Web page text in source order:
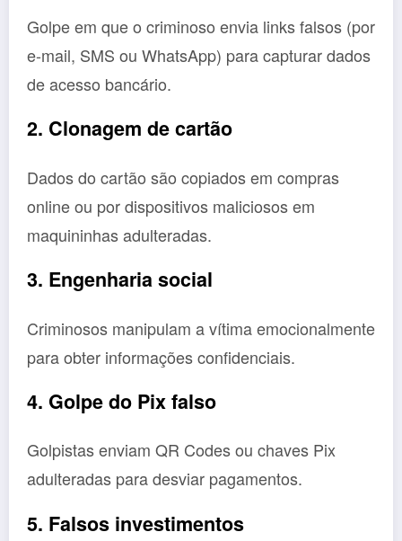
Golpe em que o criminoso envia links falsos (por
e-mail, SMS ou WhatsApp) para capturar dados
de acesso bancário.
2. Clonagem de cartão
Dados do cartão são copiados em compras
online ou por dispositivos maliciosos em
maquininhas adulteradas.
3. Engenharia social
Criminosos manipulam a vítima emocionalmente
para obter informações confidenciais.
4. Golpe do Pix falso
Golpistas enviam QR Codes ou chaves Pix
adulteradas para desviar pagamentos.
5. Falsos investimentos